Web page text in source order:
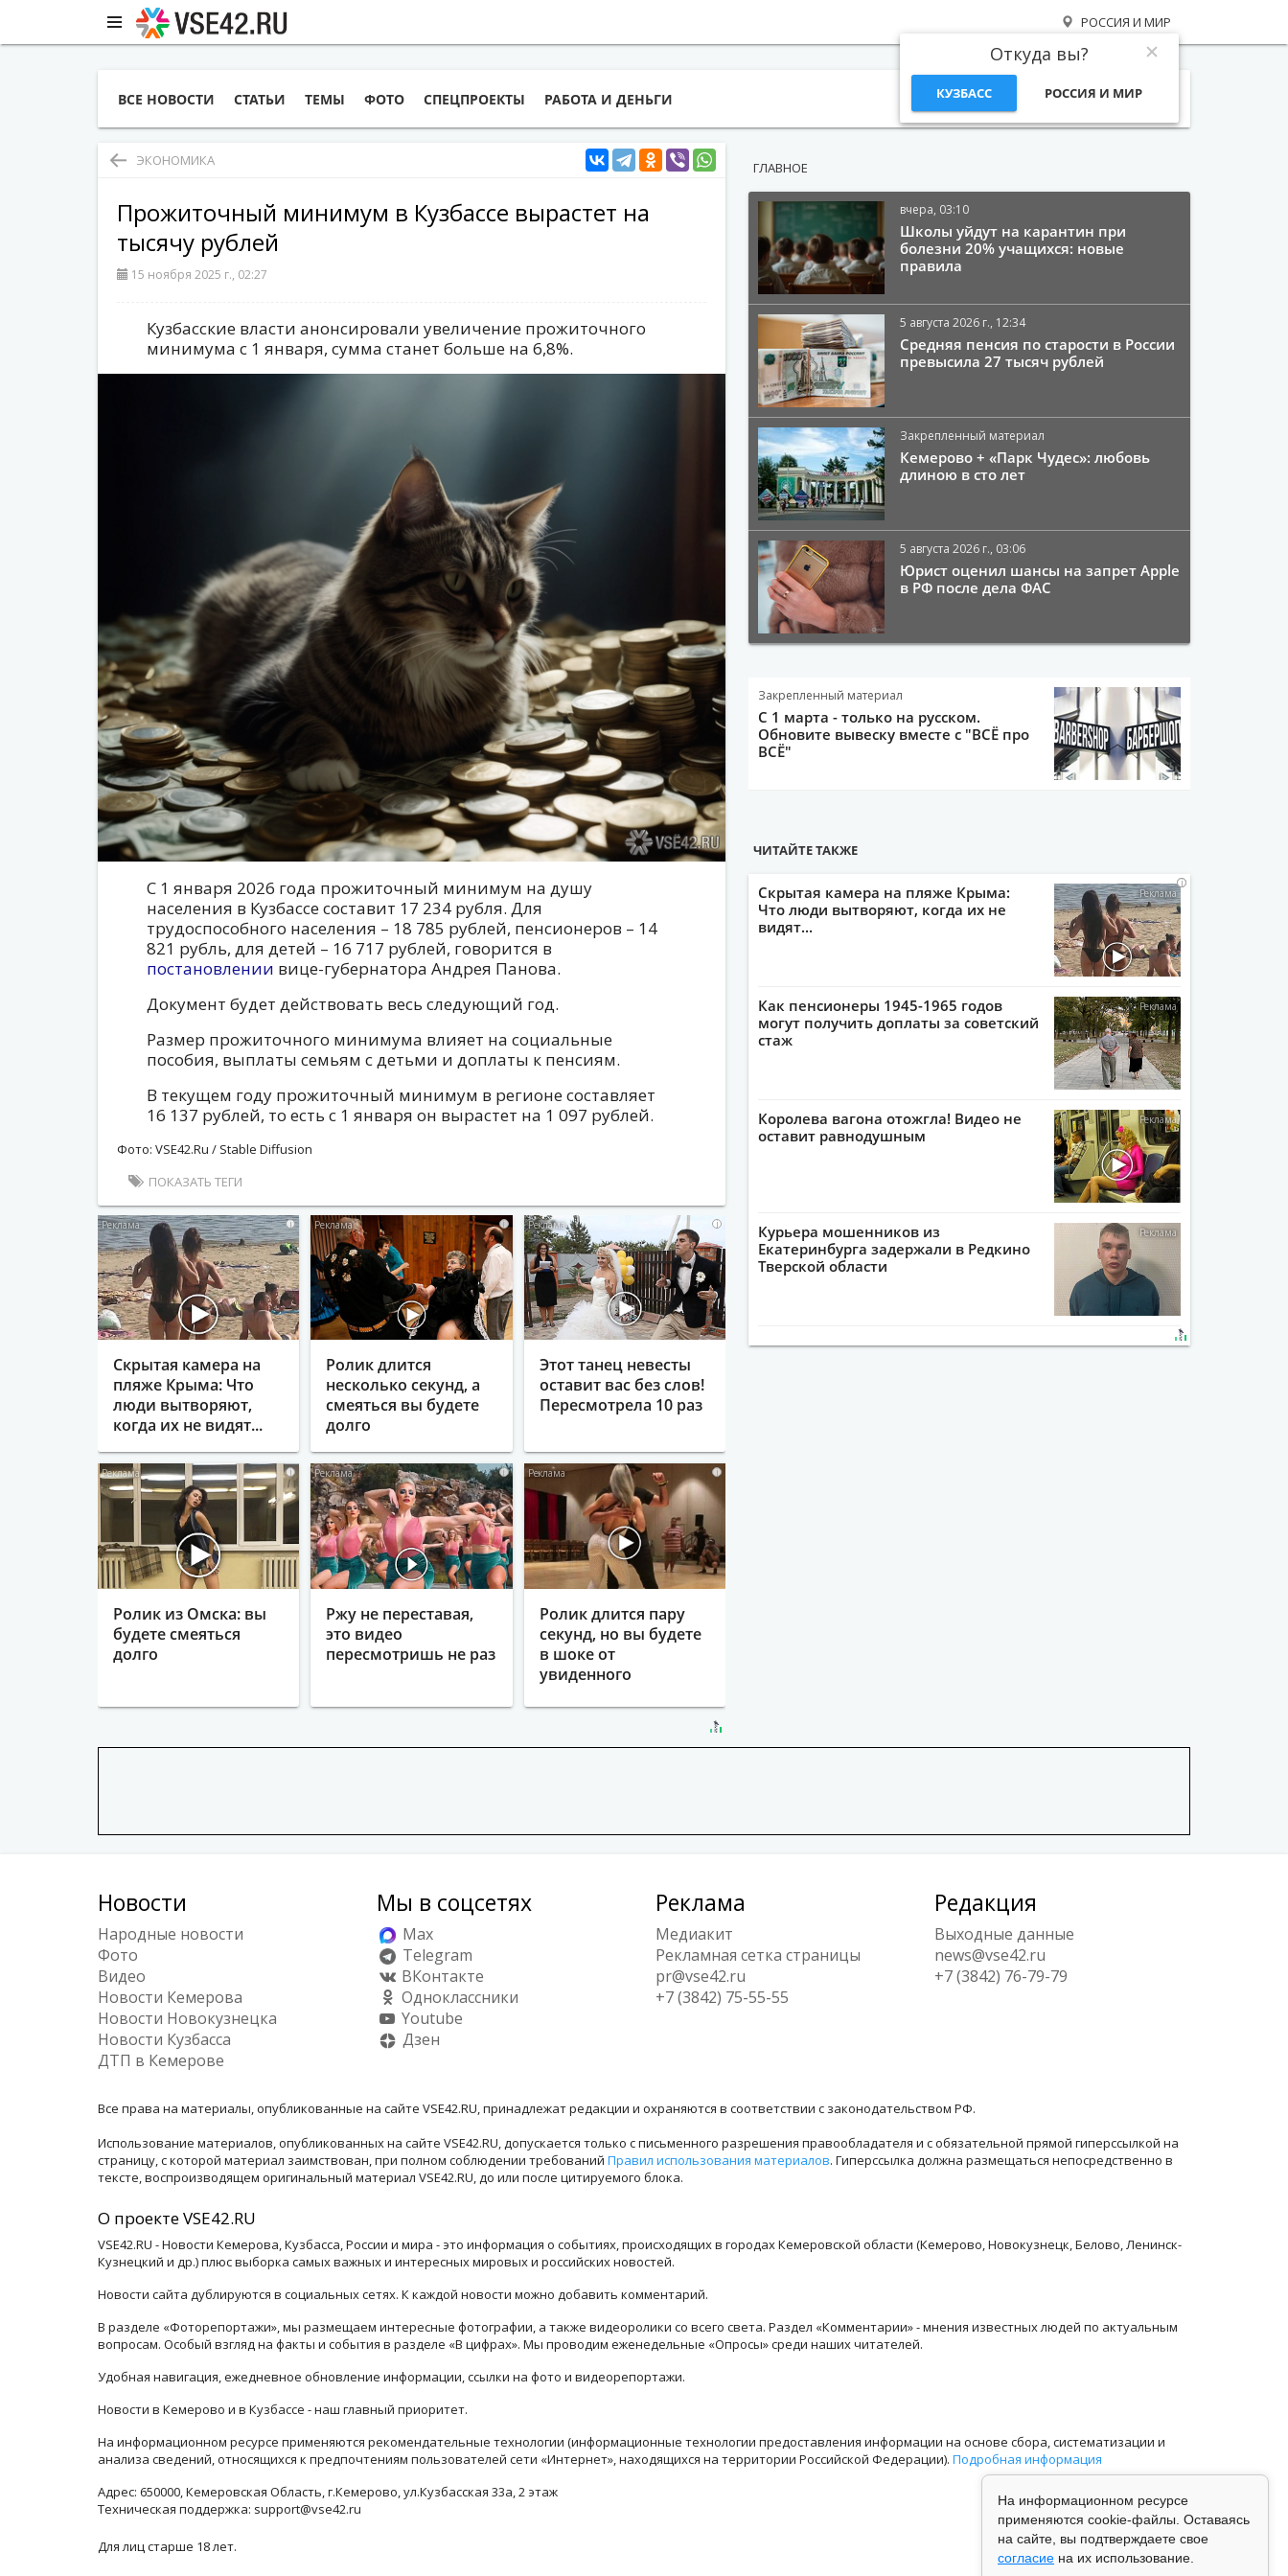
РОССИЯ И МИР
Откуда вы?
КУЗБАСС РОССИЯ И МИР
ВСЕ НОВОСТИ СТАТЬИ ТЕМЫ ФОТО СПЕЦПРОЕКТЫ РАБОТА И ДЕНЬГИ
ЭКОНОМИКА
Прожиточный минимум в Кузбассе вырастет на
тысячу рублей
15 ноября 2025 г., 02:27
Кузбасские власти анонсировали увеличение прожиточного
минимума с 1 января, сумма станет больше на 6,8%.
С 1 января 2026 года прожиточный минимум на душу
населения в Кузбассе составит 17 234 рубля. Для
трудоспособного населения – 18 785 рублей, пенсионеров – 14
821 рубль, для детей – 16 717 рублей, говорится в
постановлении вице-губернатора Андрея Панова.
Документ будет действовать весь следующий год.
Размер прожиточного минимума влияет на социальные
пособия, выплаты семьям с детьми и доплаты к пенсиям.
В текущем году прожиточный минимум в регионе составляет
16 137 рублей, то есть с 1 января он вырастет на 1 097 рублей.
Фото: VSE42.Ru / Stable Diffusion
ПОКАЗАТЬ ТЕГИ
i
Скрытая камера на
пляже Крыма: Что
люди вытворяют,
когда их не видят...
i
Ролик длится
несколько секунд, а
смеяться вы будете
долго
i
Этот танец невесты
оставит вас без слов!
Пересмотрела 10 раз
i
Ролик из Омска: вы
будете смеяться
долго
i
Ржу не переставая,
это видео
пересмотришь не раз
i
Ролик длится пару
секунд, но вы будете
в шоке от
увиденного
ГЛАВНОЕ
вчера, 03:10
Школы уйдут на карантин при
болезни 20% учащихся: новые
правила
5 августа 2026 г., 12:34
Средняя пенсия по старости в России
превысила 27 тысяч рублей
Закрепленный материал
Кемерово + «Парк Чудес»: любовь
длиною в сто лет
5 августа 2026 г., 03:06
Юрист оценил шансы на запрет Apple
в РФ после дела ФАС
Закрепленный материал
С 1 марта - только на русском.
Обновите вывеску вместе с "ВСЁ про
ВСЁ"
ЧИТАЙТЕ ТАКЖЕ
i
Скрытая камера на пляже Крыма:
Что люди вытворяют, когда их не
видят...
i
Как пенсионеры 1945-1965 годов
могут получить доплаты за советский
стаж
i
Королева вагона отожгла! Видео не
оставит равнодушным
i
Курьера мошенников из
Екатеринбурга задержали в Редкино
Тверской области
Новости
Народные новости
Фото
Видео
Новости Кемерова
Новости Новокузнецка
Новости Кузбасса
ДТП в Кемерове
Мы в соцсетях
Max
Telegram
ВКонтакте
Одноклассники
Youtube
Дзен
Реклама
Медиакит
Рекламная сетка страницы
pr@vse42.ru
+7 (3842) 75-55-55
Редакция
Выходные данные
news@vse42.ru
+7 (3842) 76-79-79
Все права на материалы, опубликованные на сайте VSE42.RU, принадлежат редакции и охраняются в соответствии с законодательством РФ.
Использование материалов, опубликованных на сайте VSE42.RU, допускается только с письменного разрешения правообладателя и с обязательной прямой гиперссылкой на
страницу, с которой материал заимствован, при полном соблюдении требований Правил использования материалов. Гиперссылка должна размещаться непосредственно в
тексте, воспроизводящем оригинальный материал VSE42.RU, до или после цитируемого блока.
О проекте VSE42.RU
VSE42.RU - Новости Кемерова, Кузбасса, России и мира - это информация о событиях, происходящих в городах Кемеровской области (Кемерово, Новокузнецк, Белово, Ленинск-
Кузнецкий и др.) плюс выборка самых важных и интересных мировых и российских новостей.
Новости сайта дублируются в социальных сетях. К каждой новости можно добавить комментарий.
В разделе «Фоторепортажи», мы размещаем интересные фотографии, а также видеоролики со всего света. Раздел «Комментарии» - мнения известных людей по актуальным
вопросам. Особый взгляд на факты и события в разделе «В цифрах». Мы проводим еженедельные «Опросы» среди наших читателей.
Удобная навигация, ежедневное обновление информации, ссылки на фото и видеорепортажи.
Новости в Кемерово и в Кузбассе - наш главный приоритет.
На информационном ресурсе применяются рекомендательные технологии (информационные технологии предоставления информации на основе сбора, систематизации и
анализа сведений, относящихся к предпочтениям пользователей сети «Интернет», находящихся на территории Российской Федерации). Подробная информация
Адрес: 650000, Кемеровская Область, г.Кемерово, ул.Кузбасская 33а, 2 этаж
Техническая поддержка: support@vse42.ru
Для лиц старше 18 лет.
На информационном ресурсе
применяются cookie-файлы. Оставаясь
на сайте, вы подтверждаете свое
согласие на их использование.